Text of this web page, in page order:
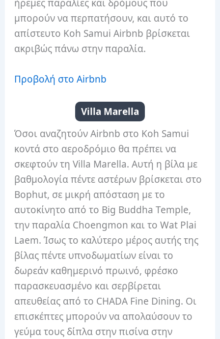
ήρεμες παραλίες και δρόμους που
μπορούν να περπατήσουν, και αυτό το
απίστευτο Koh Samui Airbnb βρίσκεται
ακριβώς πάνω στην παραλία.
Προβολή στο Airbnb
Villa Marella
Όσοι αναζητούν Airbnb στο Koh Samui
κοντά στο αεροδρόμιο θα πρέπει να
σκεφτούν τη Villa Marella. Αυτή η βίλα με
βαθμολογία πέντε αστέρων βρίσκεται στο
Bophut, σε μικρή απόσταση με το
αυτοκίνητο από το Big Buddha Temple,
την παραλία Choengmon και το Wat Plai
Laem. Ίσως το καλύτερο μέρος αυτής της
βίλας πέντε υπνοδωματίων είναι το
δωρεάν καθημερινό πρωινό, φρέσκο ​​
παρασκευασμένο και σερβίρεται
απευθείας από το CHADA Fine Dining. Οι
επισκέπτες μπορούν να απολαύσουν το
γεύμα τους δίπλα στην πισίνα στην